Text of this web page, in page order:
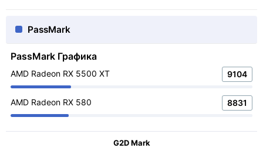
PassMark
PassMark Графика
AMD Radeon RX 5500 XT 9104
AMD Radeon RX 580 8831
G2D Mark